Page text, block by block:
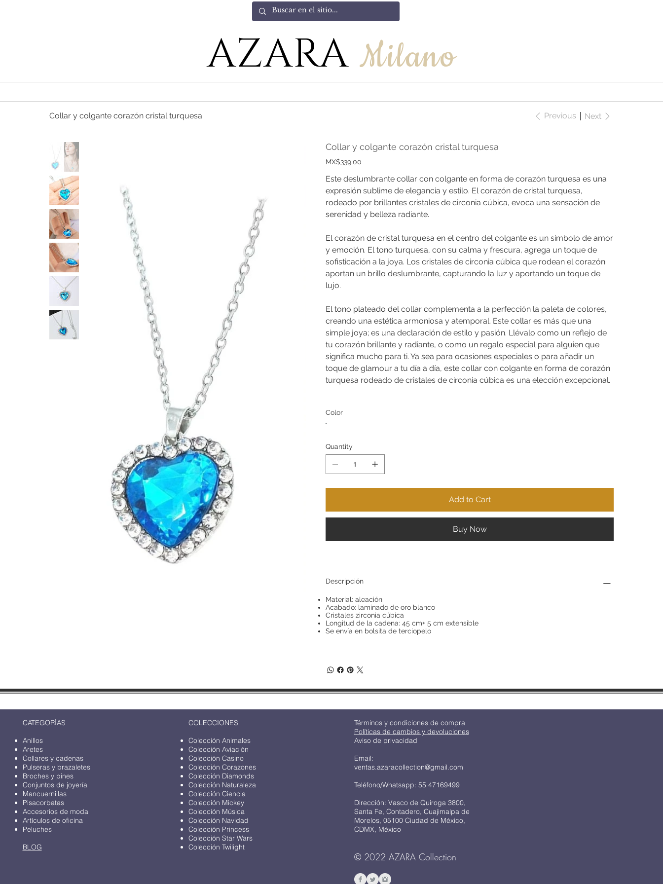
AZARA Milano
Collar y colgante corazón cristal turquesa Previous Next
Collar y colgante corazón cristal turquesa
Price
MX$339.00
Este deslumbrante collar con colgante en forma de corazón turquesa es una
expresión sublime de elegancia y estilo. El corazón de cristal turquesa,
rodeado por brillantes cristales de circonia cúbica, evoca una sensación de
serenidad y belleza radiante.
El corazón de cristal turquesa en el centro del colgante es un símbolo de amor
y emoción. El tono turquesa, con su calma y frescura, agrega un toque de
sofisticación a la joya. Los cristales de circonia cúbica que rodean el corazón
aportan un brillo deslumbrante, capturando la luz y aportando un toque de
lujo.
El tono plateado del collar complementa a la perfección la paleta de colores,
creando una estética armoniosa y atemporal. Este collar es más que una
simple joya; es una declaración de estilo y pasión. Llévalo como un reflejo de
tu corazón brillante y radiante, o como un regalo especial para alguien que
significa mucho para ti. Ya sea para ocasiones especiales o para añadir un
toque de glamour a tu día a día, este collar con colgante en forma de corazón
turquesa rodeado de cristales de circonia cúbica es una elección excepcional.
Color
Quantity
Add to Cart
Buy Now
Descripción
Material: aleación
Acabado: laminado de oro blanco
Cristales zirconia cúbica
Longitud de la cadena: 45 cm+ 5 cm extensible
Se envía en bolsita de terciopelo
CATEGORÍAS
Anillos
Aretes
Collares y cadenas
Pulseras y brazaletes
Broches y pines
Conjuntos de joyería
Mancuernillas
Pisacorbatas
Accesorios de moda
Artículos de oficina
Peluches
BLOG
COLECCIONES
Colección Animales
Colección Aviación
Colección Casino
Colección Corazones
Colección Diamonds
Colección Naturaleza
Colección Ciencia
Colección Mickey
Colección Música
Colección Navidad
Colección Princess
Colección Star Wars
Colección Twilight
Términos y condiciones de compra
Políticas de cambios y devoluciones
Aviso de privacidad
Email:
ventas.azaracollection@gmail.com
Teléfono/Whatsapp: 55 47169499
Dirección: Vasco de Quiroga 3800,
Santa Fe, Contadero, Cuajimalpa de
Morelos, 05100 Ciudad de México,
CDMX, México
© 2022 AZARA Collection